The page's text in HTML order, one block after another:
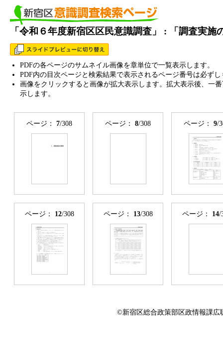
「令和６年度新宿区区民意識調査」 : 「調査実
PDFの各ページのサムネイル画像を章単位で一覧表示します。
PDF内の目次ページと検索結果で表示されるページ番号は必ず
画像をクリックすると画像が拡大表示します。拡大表示後、一
示します。
ページ： 7/308 ページ： 8/308 ページ： 9/
ページ： 12/308 ページ： 13/308 ページ： 14/
©新宿区総合政策部区政情報課